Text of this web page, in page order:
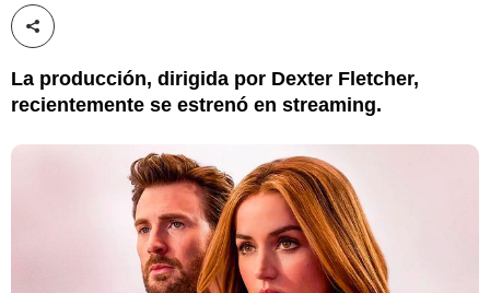
Compartir esta noticia
La producción, dirigida por Dexter Fletcher,
recientemente se estrenó en streaming.